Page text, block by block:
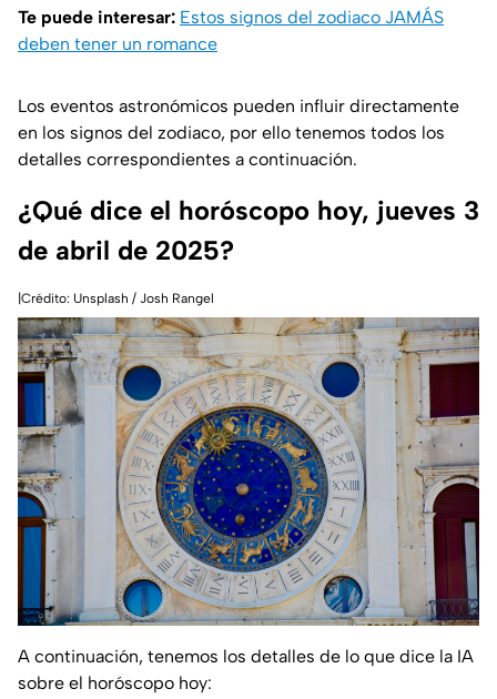
Te puede interesar: Estos signos del zodiaco JAMÁS
deben tener un romance
Los eventos astronómicos pueden influir directamente
en los signos del zodiaco, por ello tenemos todos los
detalles correspondientes a continuación.
¿Qué dice el horóscopo hoy, jueves 3
de abril de 2025?
|Crédito: Unsplash / Josh Rangel
A continuación, tenemos los detalles de lo que dice la IA
sobre el horóscopo hoy: